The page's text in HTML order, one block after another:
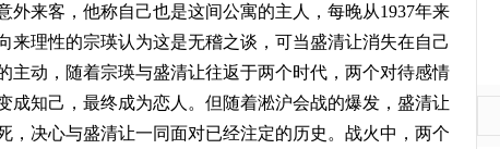
来客，他称自己也是这间公寓的主人，每晚从1937年来
理性的宗瑛认为这是无稽之谈，可当盛清让消失在自己
动，随着宗瑛与盛清让往返于两个时代，两个对待感情
知己，最终成为恋人。但随着淞沪会战的爆发，盛清让
决心与盛清让一同面对已经注定的历史。战火中，两个